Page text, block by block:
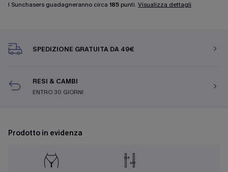
I Sunchasers guadagneranno circa 185 punti. Visualizza dettagli
SPEDIZIONE GRATUITA DA 49€
RESI & CAMBI
ENTRO 30 GIORNI
Prodotto in evidenza